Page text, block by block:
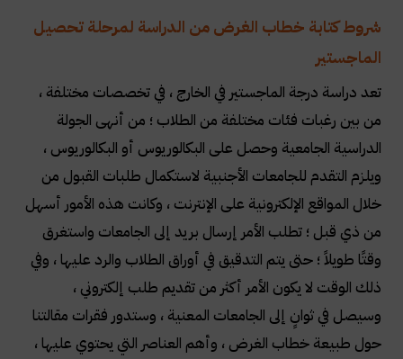
شروط كتابة خطاب الغرض من الدراسة لمرحلة تحصيل
الماجستير
تعد دراسة درجة الماجستير في الخارج ، في تخصصات مختلفة ،
من بين رغبات فئات مختلفة من الطلاب ؛ من أنهى الجولة
الدراسية الجامعية وحصل على البكالوريوس أو البكالوريوس ،
ويلزم التقدم للجامعات الأجنبية لاستكمال طلبات القبول من
خلال المواقع الإلكترونية على الإنترنت ، وكانت هذه الأمور أسهل
من ذي قبل ؛ تطلب الأمر إرسال بريد إلى الجامعات واستغرق
وقتًا طويلاً ؛ حتى يتم التدقيق في أوراق الطلاب والرد عليها ، وفي
ذلك الوقت لا يكون الأمر أكثر من تقديم طلب إلكتروني ،
وسيصل في ثوانٍ إلى الجامعات المعنية ، وستدور فقرات مقالتنا
حول طبيعة خطاب الغرض ، وأهم العناصر التي يحتوي عليها ،